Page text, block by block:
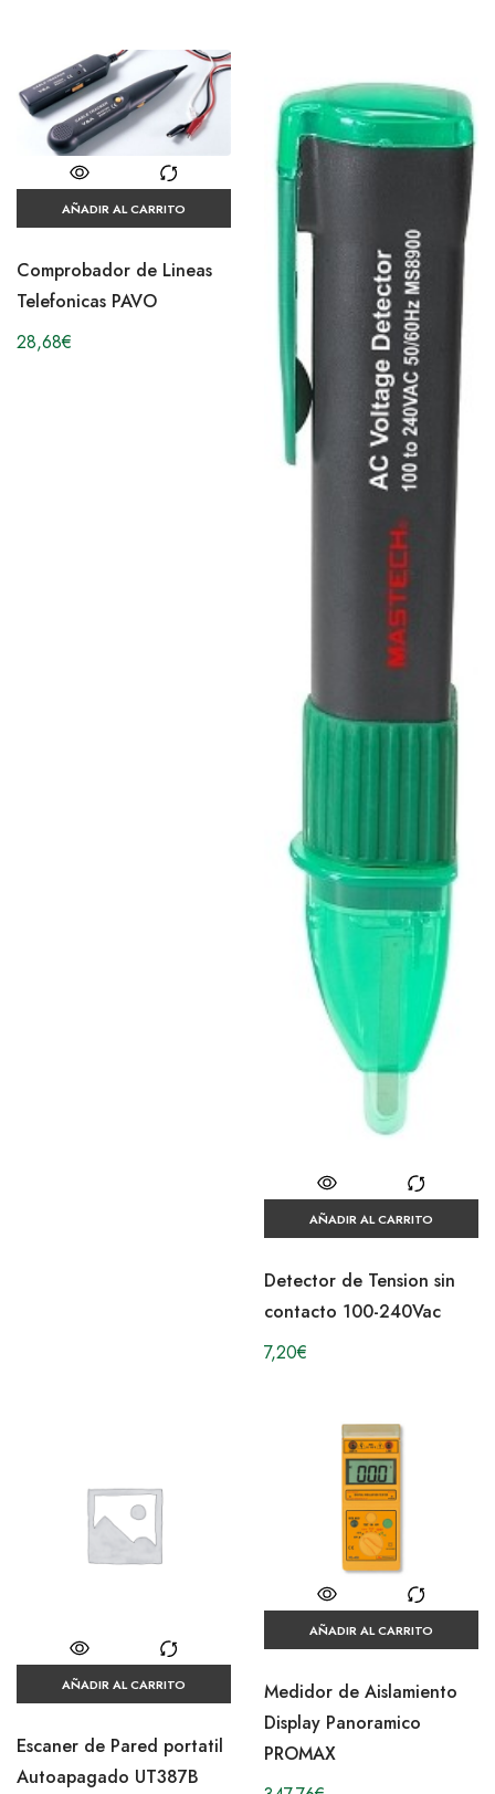
AÑADIR AL CARRITO
Comprobador de Lineas
Telefonicas PAVO
28,68€
AÑADIR AL CARRITO
Detector de Tension sin
contacto 100-240Vac
7,20€
AÑADIR AL CARRITO
Escaner de Pared portatil
Autoapagado UT387B
AÑADIR AL CARRITO
Medidor de Aislamiento
Display Panoramico
PROMAX